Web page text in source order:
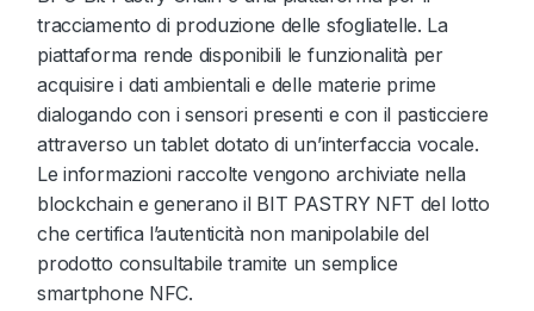
tracciamento di produzione delle sfogliatelle. La
piattaforma rende disponibili le funzionalità per
acquisire i dati ambientali e delle materie prime
dialogando con i sensori presenti e con il pasticciere
attraverso un tablet dotato di un’interfaccia vocale.
Le informazioni raccolte vengono archiviate nella
blockchain e generano il BIT PASTRY NFT del lotto
che certifica l’autenticità non manipolabile del
prodotto consultabile tramite un semplice
smartphone NFC.